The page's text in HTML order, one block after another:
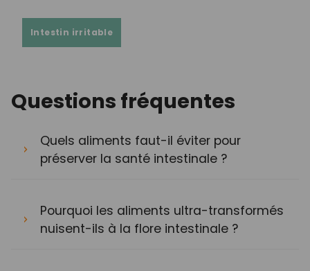
Intestin irritable
Questions fréquentes
Quels aliments faut-il éviter pour
préserver la santé intestinale ?
Pourquoi les aliments ultra-transformés
nuisent-ils à la flore intestinale ?